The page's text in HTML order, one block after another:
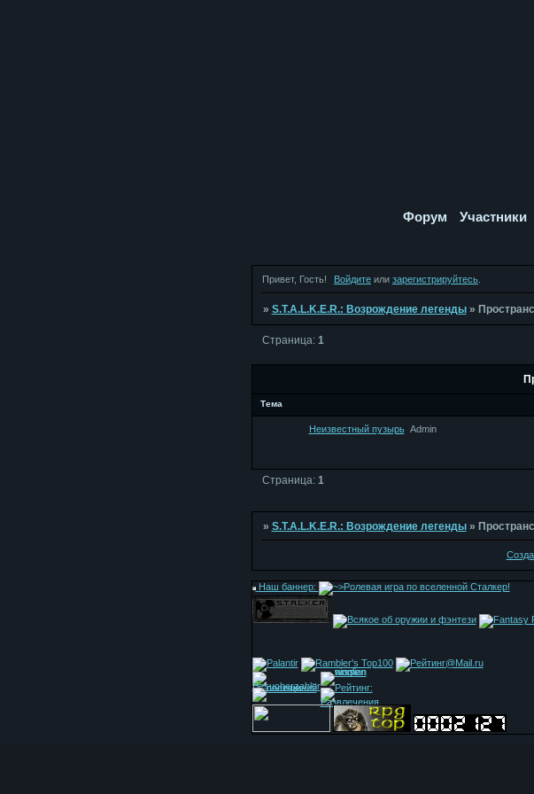
Форум Участники
Привет, Гость! Войдите или зарегистрируйтесь
» S.T.A.L.K.E.R.: Возрождение легенды »
Страница: 1
Тема
Неизвестный пузырь Admin
Страница: 1
» S.T.A.L.K.E.R.: Возрождение легенды »
Наш баннер: